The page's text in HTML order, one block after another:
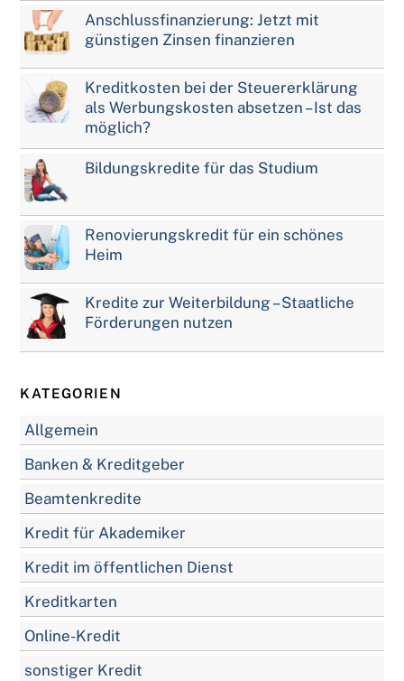
Anschlussfinanzierung: Jetzt mit
günstigen Zinsen finanzieren
Kreditkosten bei der Steuererklärung
als Werbungskosten absetzen – Ist das
möglich?
Bildungskredite für das Studium
Renovierungskredit für ein schönes
Heim
Kredite zur Weiterbildung – Staatliche
Förderungen nutzen
KATEGORIEN
Allgemein
Banken & Kreditgeber
Beamtenkredite
Kredit für Akademiker
Kredit im öffentlichen Dienst
Kreditkarten
Online-Kredit
sonstiger Kredit